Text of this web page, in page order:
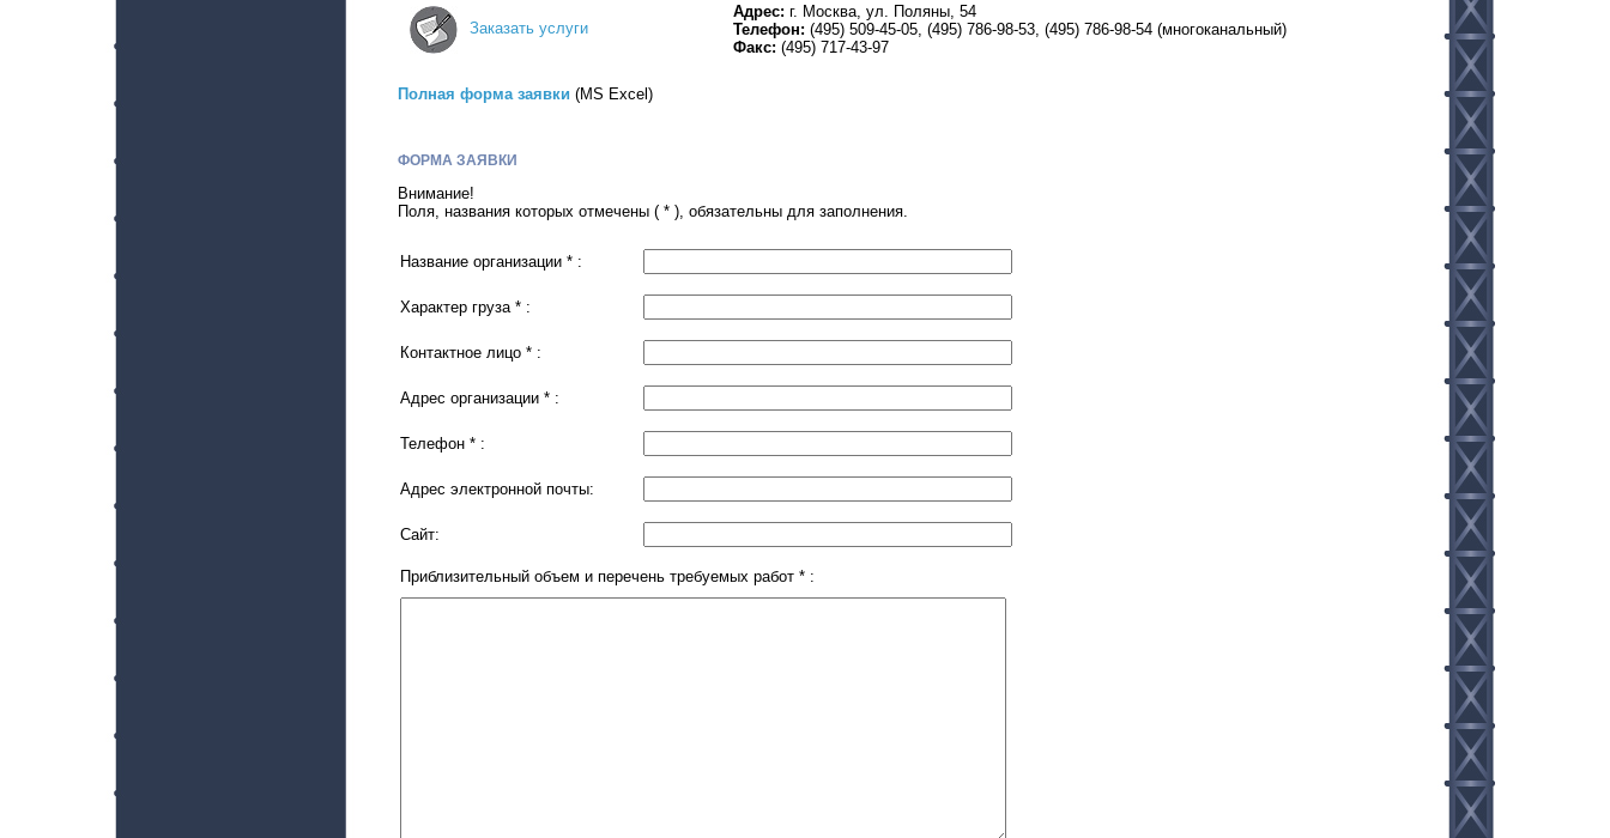
Заказать услуги
Адрес: г. Москва, ул. Поляны, 54
Телефон: (495) 509-45-05, (495) 786-98-53, (495) 786-98-54 (многоканальный)
Факс: (495) 717-43-97
Полная форма заявки (MS Excel)
ФОРМА ЗАЯВКИ
Внимание!
Поля, названия которых отмечены ( * ), обязательны для заполнения.
Название организации * :
Характер груза * :
Контактное лицо * :
Адрес организации * :
Телефон * :
Адрес электронной почты:
Сайт:
Приблизительный объем и перечень требуемых работ * :